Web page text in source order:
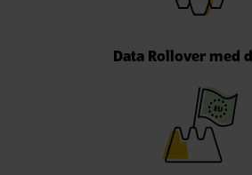
Data Rollover med